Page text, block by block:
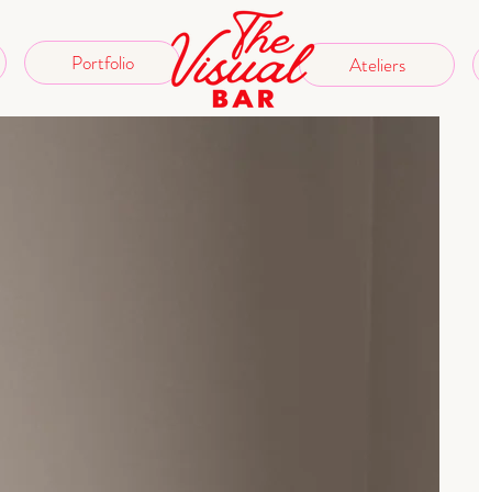
Portfolio Ateliers